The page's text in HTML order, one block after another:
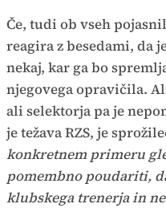
Če, tudi ob vseh
reagira z besedami, da
nekaj, kar ga bo
njegovega opravičila.
ali selektorja pa je
je težava RZS, je
konkretnem primeru
pomembno poudariti,
klubskega trenerja in